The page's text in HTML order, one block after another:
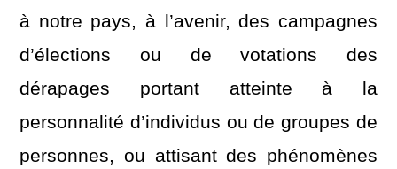
à notre pays, à l’avenir, des campagnes
d’élections ou de votations des
dérapages portant atteinte à la
personnalité d’individus ou de groupes de
personnes, ou attisant des phénomènes